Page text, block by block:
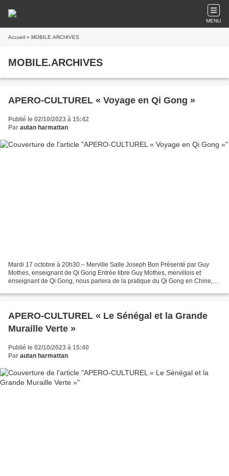
MENU
Accueil » MOBILE.ARCHIVES
MOBILE.ARCHIVES
APERO-CULTUREL « Voyage en Qi Gong »
Publié le 02/10/2023 à 15:42
Par autan harmattan
Mardi 17 octobre à 20h30 – Merville Salle Joseph Bon Présenté par Guy
Mothes, enseignant de Qi Gong Entrée libre Guy Mothes, mervillois et
enseignant de Qi Gong, nous parlera de la pratique du Qi Gong en Chine,
APERO-CULTUREL « Le Sénégal et la Grande
Muraille Verte »
Publié le 02/10/2023 à 15:40
Par autan harmattan